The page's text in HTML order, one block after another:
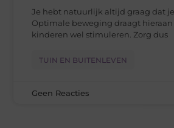
Je hebt natuurlijk altijd graag dat
Optimale beweging draagt
kinderen wel stimuleren. Zorg dus
TUIN EN BUITENLEVEN
Geen Reacties